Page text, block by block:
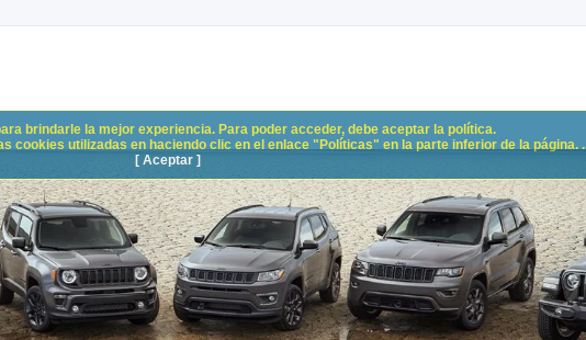
brindarle la mejor experiencia. Para poder acceder, debe aceptar la política.
cookies utilizadas en haciendo clic en el enlace "Políticas" en la parte inferior de la página. .
[ Aceptar ]